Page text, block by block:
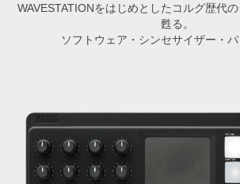
WAVESTATIONをはじめとしたコルグ歴代
甦る。
ソフトウェア・シンセサイザー・パ